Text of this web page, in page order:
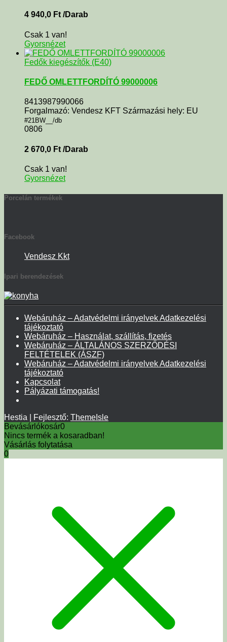
4 940,0 Ft /Darab
Csak 1 van!
Gyorsnézet
Fedők kiegészítők (E40)
FEDŐ OMLETTFORDÍTÓ 99000006
8413987990066
Forgalmazó: Vendesz KFT Származási hely: EU
#21BW__/db
0806
2 670,0 Ft /Darab
Csak 1 van!
Gyorsnézet
Porcelán termékek
Facebook
Vendesz Kkt
Ipari berendezések
Webáruház – Adatvédelmi irányelvek Adatkezelési
tájékoztató
Webáruház – Használat, szállítás, fizetés
Webáruház – ÁLTALÁNOS SZERZŐDÉSI
FELTÉTELEK (ÁSZF)
Webáruház – Adatvédelmi irányelvek Adatkezelési
tájékoztató
Kapcsolat
Pályázati támogatás!
Hestia | Fejlesztő: ThemeIsle
Bevásárlókosár0
Nincs termék a kosaradban!
Vásárlás folytatása
0